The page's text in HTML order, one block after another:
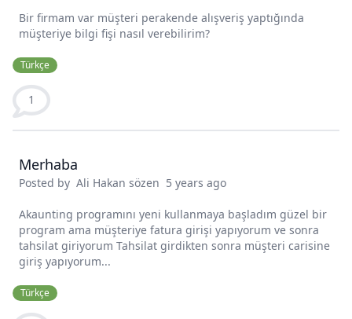
Bir firmam var müşteri perakende alışveriş yaptığında
müşteriye bilgi fişi nasıl verebilirim?
Türkçe
1
Merhaba
Posted by Ali Hakan sözen 5 years ago
Akaunting programını yeni kullanmaya başladım güzel bir
program ama müşteriye fatura girişi yapıyorum ve sonra
tahsilat giriyorum Tahsilat girdikten sonra müşteri carisine
giriş yapıyorum...
Türkçe